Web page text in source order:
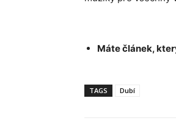
Máte článek,
TAGS Dubí